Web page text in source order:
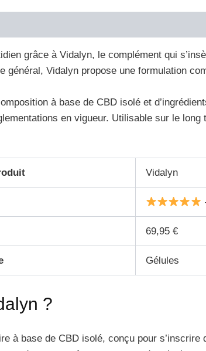
grâce à Vidalyn, le complément qui
général, Vidalyn propose une formulation
à base de CBD isolé et
en vigueur. Utilisable sur le
Vidalyn
69,95 €
Gélules
?
à base de CBD isolé, conçu pour